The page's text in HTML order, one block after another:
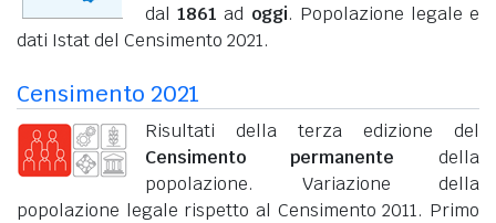
dal1861 ad oggi. Popolazione legale e
dati Istat del Censimento 2021.
Censimento 2021
Risultati della terza edizione del
Censimento permanente della
popolazione. Variazione della
popolazione legale rispetto al Censimento 2011. Primo